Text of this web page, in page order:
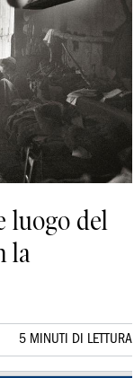
luogo del
la
5 MINUTI DI LETTURA